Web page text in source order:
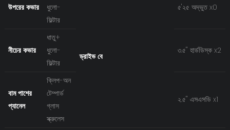
উপরের কভার
ধুলো-
ফিল্টার
ড্রাইভ বে
৫'২৫ অদ্ভুত x0
নীচের কভার
ধাতু+
ধুলো-
ফিল্টার
৩.৫'' হার্ডডিস্ক x2
বাম পাশের
প্যানেল
ক্লিপ-অন
টেম্পার্ড
গ্লাস
স্ক্রুলেস
২.৫'' এসএসডি x1